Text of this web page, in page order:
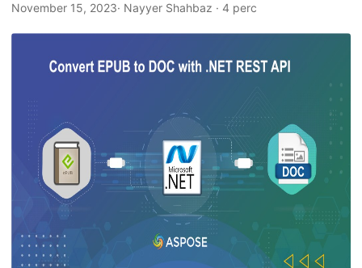
November 15, 2023· Nayyer Shahbaz · 4 perc